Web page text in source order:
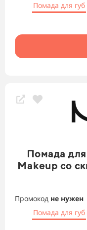
Помада для губ
Помада
Makeup со
Промокод не нужен
Помада для губ